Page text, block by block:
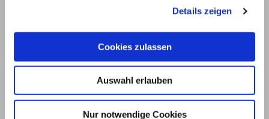
Details zeigen
Cookies zulassen
Auswahl erlauben
Nur notwendige Cookies
© 2026
Datenschutz Privatsphäre